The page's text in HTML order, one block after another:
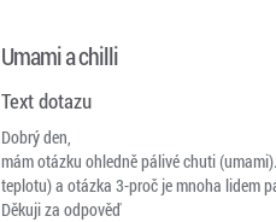
Umami a chilli
Text dotazu
Dobrý den,
mám otázku ohledně pálivé chuti
teplotu) a otázka 3-proč je mnoha lidem
Děkuji za odpověď